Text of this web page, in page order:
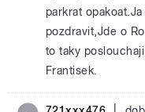
parkrat
pozdravit,Jde o
to taky
Frantisek.